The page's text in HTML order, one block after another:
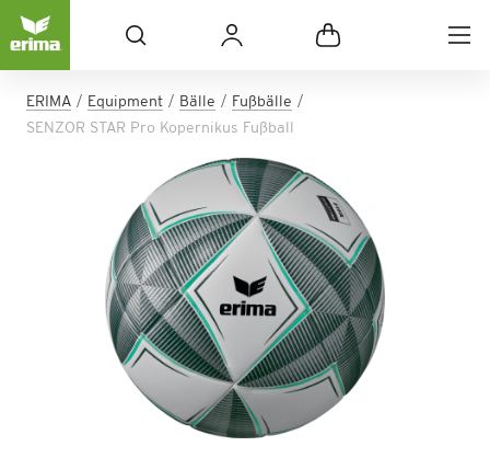
ERIMA Equipment Bälle
Fußbälle
SENZOR STAR Pro Kopernikus Fußball